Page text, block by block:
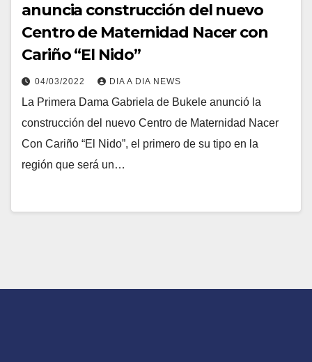
anuncia construcción del nuevo
Centro de Maternidad Nacer con
Cariño “El Nido”
04/03/2022 DIA A DIA NEWS
La Primera Dama Gabriela de Bukele anunció la
construcción del nuevo Centro de Maternidad Nacer
Con Cariño “El Nido”, el primero de su tipo en la
región que será un…